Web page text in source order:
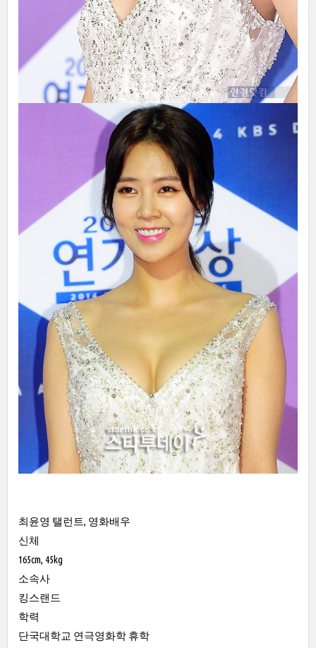
최윤영 탤런트, 영화배우
신체
165cm, 45kg
소속사
킹스랜드
학력
단국대학교 연극영화학 휴학